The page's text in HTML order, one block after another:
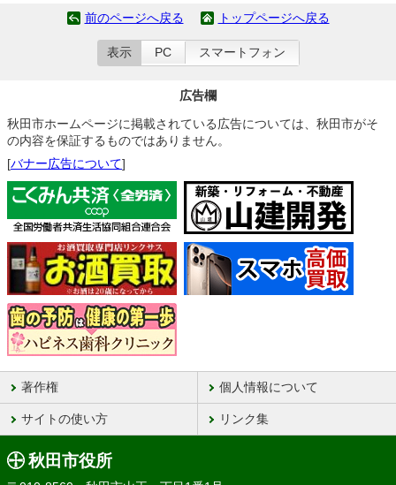
前のページへ戻る トップページへ戻る
表示 PC スマートフォン
広告欄
秋田市ホームページに掲載されている広告については、秋田市がそ
の内容を保証するものではありません。
[バナー広告について]
著作権 個人情報について
サイトの使い方 リンク集
秋田市役所